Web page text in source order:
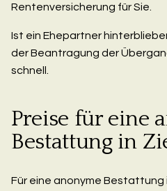
Rentenversicherung für Sie.
Ist ein Ehepartner
der Beantragung der
schnell.
Preise für eine
Bestattung in
Für eine anonyme